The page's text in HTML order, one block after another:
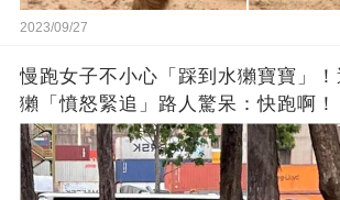
2023/09/27
慢跑女子不小心「踩到水獺寶寶」
獺「憤怒緊追」路人驚呆：快跑啊！